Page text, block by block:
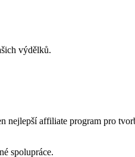
výdělků.
nejlepší affiliate program pro
spolupráce.